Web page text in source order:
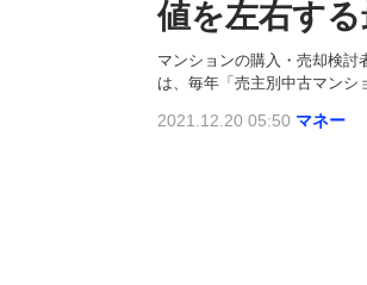
値を左右す
マンションの購入・売却検討
は、毎年「売主別中古マンシ
2021.12.20 05:50 マネー